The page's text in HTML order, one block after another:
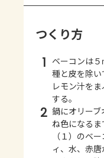
つくり方
1 ベーコンは
種と皮を除い
レモン汁を
する。
2 鍋にオリー
ね色になるま
（１）のベ
ィ、水、赤唐